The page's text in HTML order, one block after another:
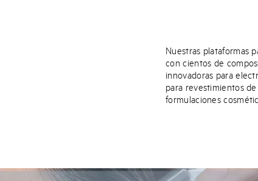
Nuestras plataformas
con cientos de
innovadoras para
para revestimientos
formulaciones